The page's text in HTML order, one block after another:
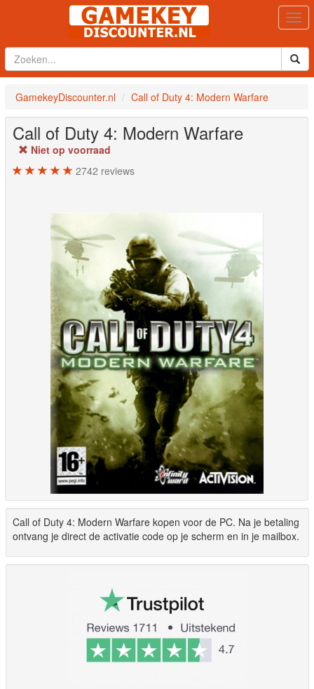
GamekeyDiscounter.nl Call of Duty 4: Modern Warfare
Call of Duty 4: Modern Warfare
Niet op voorraad
2742 reviews
Call of Duty 4: Modern Warfare kopen voor de PC. Na je betaling
ontvang je direct de activatie code op je scherm en in je mailbox.